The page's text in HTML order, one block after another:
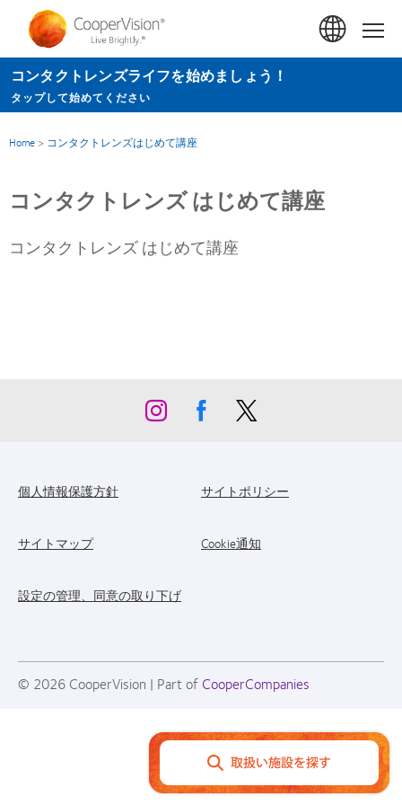
ン
コ
ン
に
動
コンタクトレンズライフを始めましょう！
タップして始めてください
Home > コンタクトレンズはじめて講座
コンタクトレンズ はじめて講座
コンタクトレンズ はじめて講座
個人情報保護方針 サイトポリシー
サイトマップ Cookie通知
設定の管理、同意の取り下げ
© 2026 CooperVision | Part of CooperCompanies